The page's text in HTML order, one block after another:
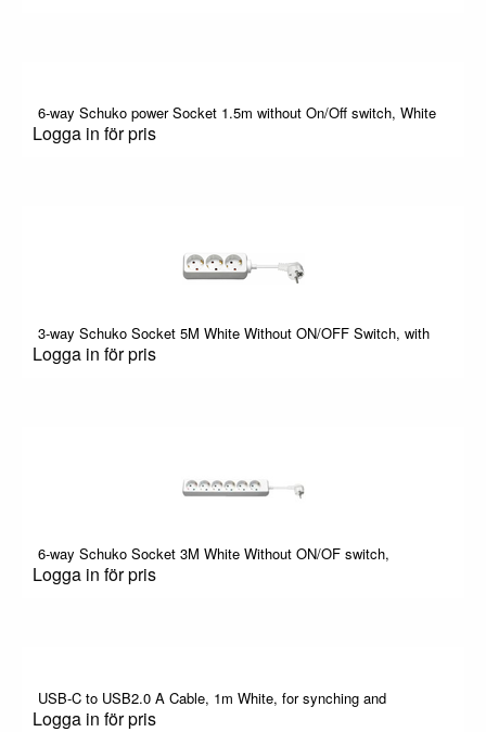
6-way Schuko power Socket 1.5m without On/Off switch, White
Logga in för pris
3-way Schuko Socket 5M White Without ON/OFF Switch, with
Logga in för pris
6-way Schuko Socket 3M White Without ON/OF switch,
Logga in för pris
USB-C to USB2.0 A Cable, 1m White, for synching and
Logga in för pris